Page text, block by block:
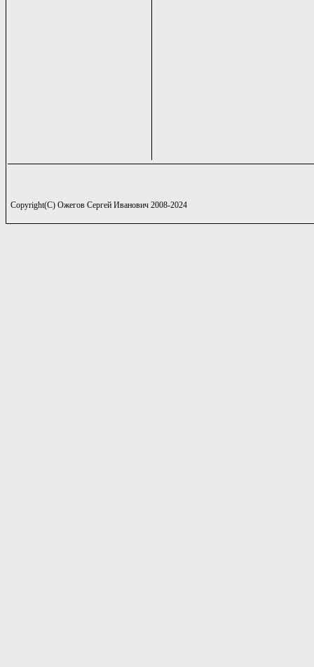
Copyright(C) Ожегов Сергей Иванович 2008-2024